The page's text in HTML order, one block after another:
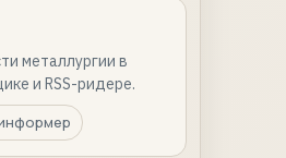
металлургии в
и RSS-ридере.